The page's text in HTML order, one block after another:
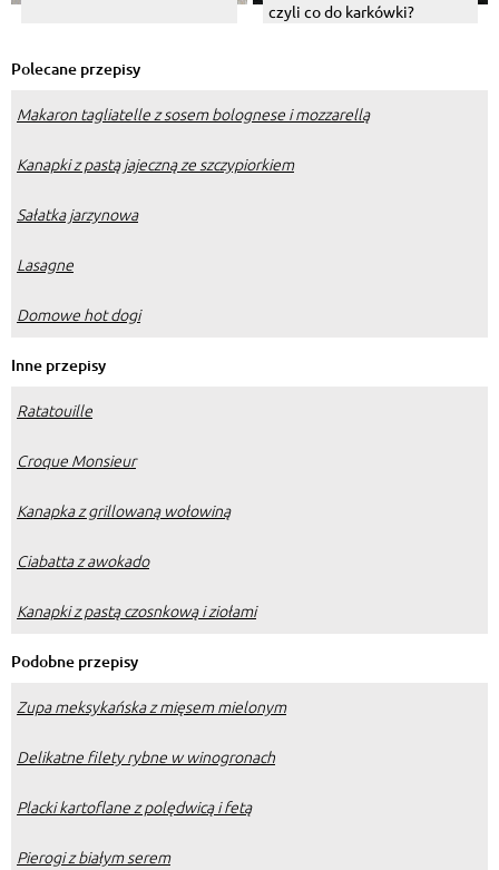
czyli co do karkówki?
Polecane przepisy
Makaron tagliatelle z sosem bolognese i mozzarellą
Kanapki z pastą jajeczną ze szczypiorkiem
Sałatka jarzynowa
Lasagne
Domowe hot dogi
Inne przepisy
Ratatouille
Croque Monsieur
Kanapka z grillowaną wołowiną
Ciabatta z awokado
Kanapki z pastą czosnkową i ziołami
Podobne przepisy
Zupa meksykańska z mięsem mielonym
Delikatne filety rybne w winogronach
Placki kartoflane z polędwicą i fetą
Pierogi z białym serem